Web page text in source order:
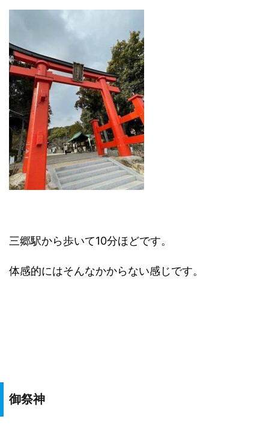
三郷駅から歩いて10分ほどです。
体感的にはそんなかからない感じです。
御祭神